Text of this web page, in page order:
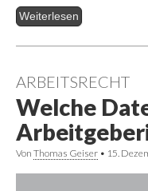
Weiterlesen
ARBEITSRECHT
Welche
Von Thomas Geiser • 15.